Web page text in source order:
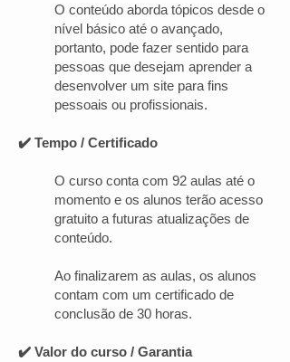
O conteúdo aborda tópicos desde o
nível básico até o avançado,
portanto, pode fazer sentido para
pessoas que desejam aprender a
desenvolver um site para fins
pessoais ou profissionais.
✔️ Tempo / Certificado
O curso conta com 92 aulas até o
momento e os alunos terão acesso
gratuito a futuras atualizações de
conteúdo.
Ao finalizarem as aulas, os alunos
contam com um certificado de
conclusão de 30 horas.
✔️ Valor do curso / Garantia